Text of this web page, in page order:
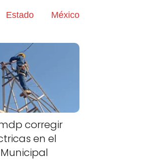
Estado México
corregir
en el